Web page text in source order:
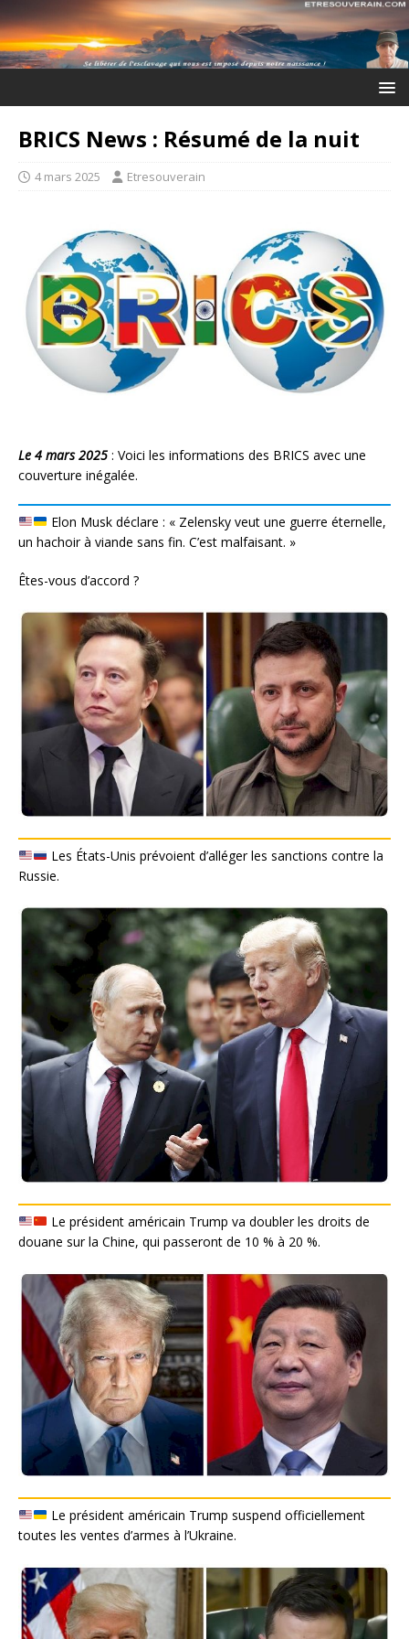
BRICS News : Résumé de la nuit
4 mars 2025 Etresouverain
Le 4 mars 2025 : Voici les informations des BRICS avec une
couverture inégalée.
Elon Musk déclare : « Zelensky veut une guerre éternelle,
un hachoir à viande sans fin. C’est malfaisant. »
Êtes-vous d’accord ?
Les États-Unis prévoient d’alléger les sanctions contre la
Russie.
Le président américain Trump va doubler les droits de
douane sur la Chine, qui passeront de 10 % à 20 %.
Le président américain Trump suspend officiellement
toutes les ventes d’armes à l’Ukraine.